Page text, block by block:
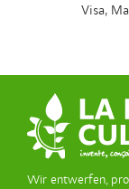
Visa,
Wir entwerfen,